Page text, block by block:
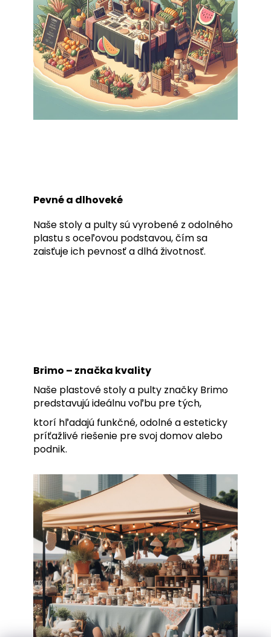
Pevné a dlhoveké
Naše stoly a pulty sú vyrobené z odolného
plastu s oceľovou podstavou, čím sa
zaisťuje ich pevnosť a dlhá životnosť.
Brimo – značka kvality
Naše plastové stoly a pulty značky Brimo
predstavujú ideálnu voľbu pre tých,
ktorí hľadajú funkčné, odolné a esteticky
príťažlivé riešenie pre svoj domov alebo
podnik.